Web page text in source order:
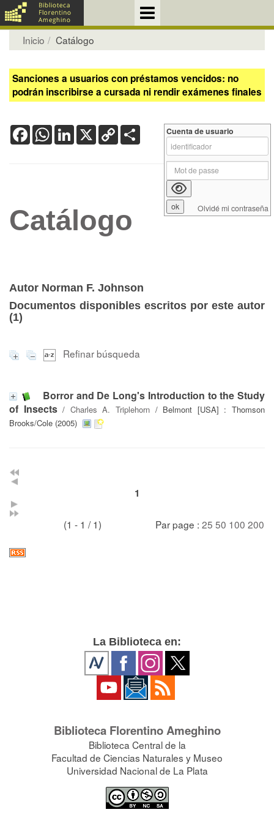
Inicio Catálogo
Sanciones a usuarios con préstamos vencidos: no
podrán inscribirse a cursada ni rendir exámenes finales
FacebookWhatsApp
LinkedIn
X Copy
Link
Catálogo
Autor Norman F. Johnson
Documentos disponibles escritos por este autor
(1)
Refinar búsqueda
Borror and De Long's Introduction to the Study
of Insects/ Charles A. Triplehorn / Belmont [USA] : Thomson
Brooks/Cole (2005)
1
(1 - 1 / 1) Par page : 25 50 100 200
Cuenta de usuario
Olvidé mi contraseña
La Biblioteca en:
Biblioteca Florentino Ameghino
Biblioteca Central de la
Facultad de Ciencias Naturales y Museo
Universidad Nacional de La Plata